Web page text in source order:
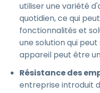
utiliser une variété
quotidien, ce qui
fonctionnalités et
une solution qui
appareil peut être
Résistance des
entreprise introduit